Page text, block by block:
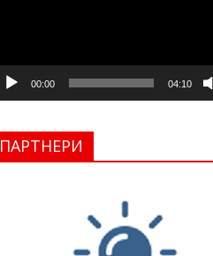
00:00 04:10
ПАРТНЕРИ